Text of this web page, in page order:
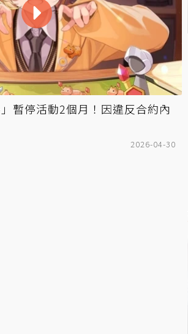
暫停活動2個月！因違反合約內
2026-04-30